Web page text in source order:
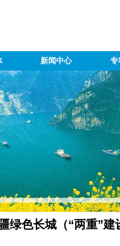
新闻中心 专
绿色长城（“两重”建